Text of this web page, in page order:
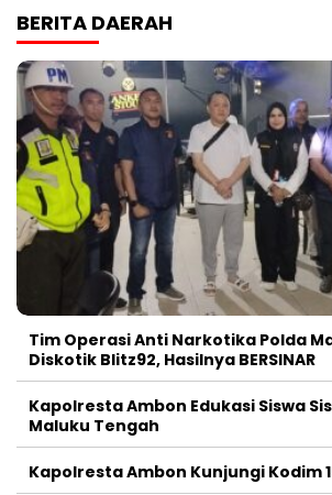
BERITA DAERAH
Tim Operasi Anti Narkotika Polda
Diskotik Blitz92, Hasilnya BERSINAR
Kapolresta Ambon Edukasi Siswa
Maluku Tengah
Kapolresta Ambon Kunjungi Kodim